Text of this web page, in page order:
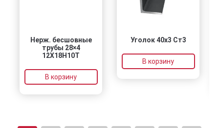
Нерж. бесшовные
трубы 28×4
12Х18Н10Т
В корзину
Уголок 40х3 Ст3
В корзину